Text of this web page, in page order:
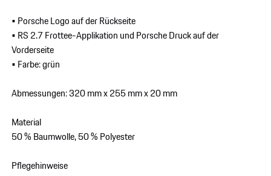
• Porsche Logo auf der Rückseite
• RS 2.7 Frottee-Applikation und Porsche Druck auf der
Vorderseite
• Farbe: grün
Abmessungen: 320 mm x 255 mm x 20 mm
Material
50 % Baumwolle, 50 % Polyester
Pflegehinweise